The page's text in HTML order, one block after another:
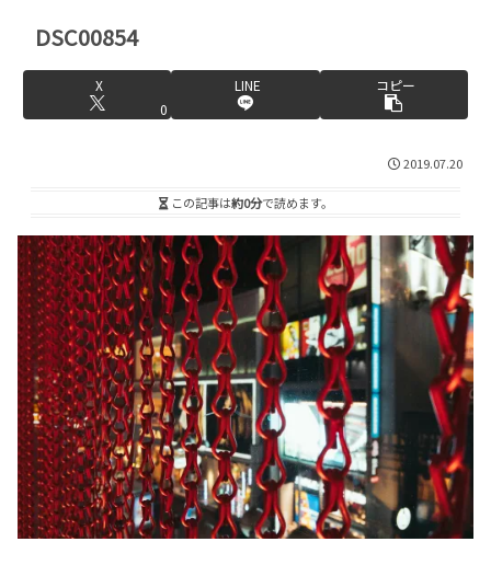
DSC00854
X
0
LINE コピー
2019.07.20
この記事は約0分で読めます。